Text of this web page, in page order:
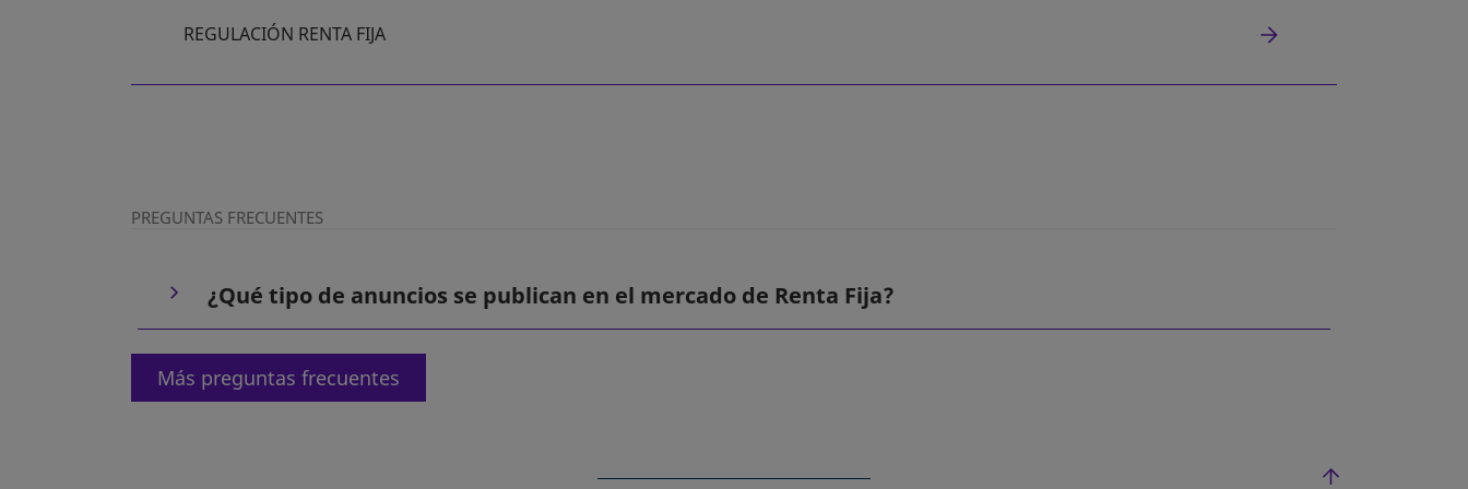
REGULACIÓN RENTA FIJA
PREGUNTAS FRECUENTES
¿Qué tipo de anuncios se publican en el mercado de Renta Fija?
Más preguntas frecuentesse abre en una pestaña nueva